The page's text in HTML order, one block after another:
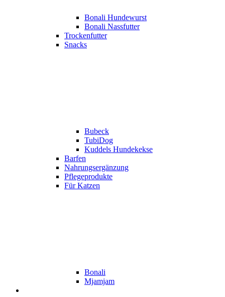
Bonali Hundewurst
Bonali Nassfutter
Trockenfutter
Snacks
Bubeck
TubiDog
Kuddels Hundekekse
Barfen
Nahrungsergänzung
Pflegeprodukte
Für Katzen
Bonali
Mjamjam